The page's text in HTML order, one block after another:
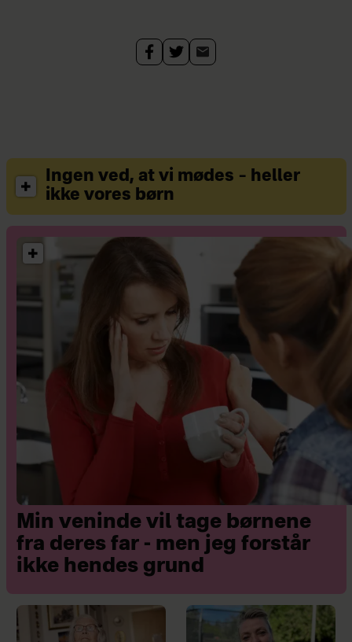
Ingen ved, at vi mødes – heller
ikke vores børn
Min veninde vil tage børnene
fra deres far - men jeg forstår
ikke hendes grund